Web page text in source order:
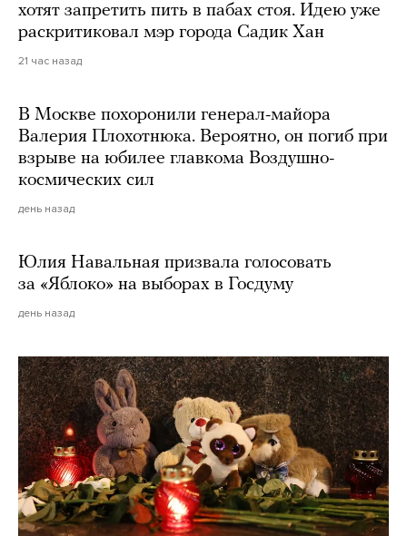
хотят запретить пить в пабах стоя. Идею уже
раскритиковал мэр города Садик Хан
21 час назад
В Москве похоронили генерал-майора
Валерия Плохотнюка. Вероятно, он погиб при
взрыве на юбилее главкома Воздушно-
космических сил
день назад
Юлия Навальная призвала голосовать
за «Яблоко» на выборах в Госдуму
день назад